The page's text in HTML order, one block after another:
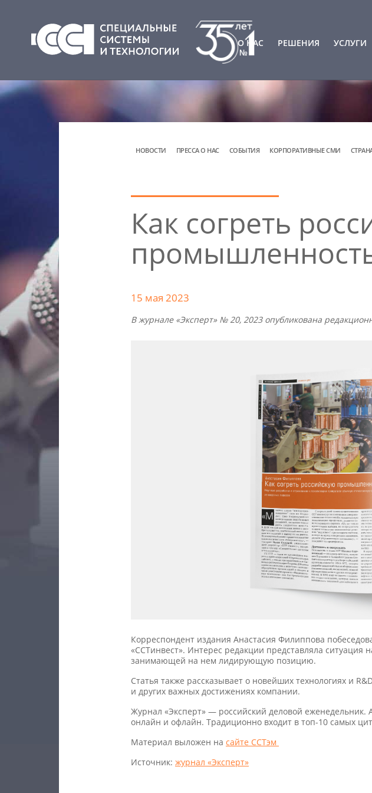
О НАС РЕШЕНИЯ УСЛУГИ
НОВОСТИ ПРЕССА О НАС СОБЫТИЯ КОРПОРАТИВНЫЕ СМИ
Как согреть
15 мая 2023
В журнале «Эксперт» № 20, 2023 опубликована
Корреспондент издания Анастасия Филиппова
«ССТинвест». Интерес редакции представляла ситуация
занимающей на нем лидирующую позицию.
Статья также рассказывает о новейших технологиях и
и других важных достижениях компании.
Журнал «Эксперт» — российский деловой
онлайн и офлайн. Традиционно входит в топ-10 самых
Материал выложен на сайте ССТэм
Источник: журнал «Эксперт»